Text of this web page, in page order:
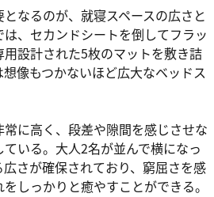
なるのが、就寝スペースの広さと
、セカンドシートを倒してフラッ
用設計された5枚のマットを敷き詰
像もつかないほど広大なベッドス
に高く、段差や隙間を感じさせな
いる。大人2名が並んで横になっ
さが確保されており、窮屈さを感
しっかりと癒やすことができる。